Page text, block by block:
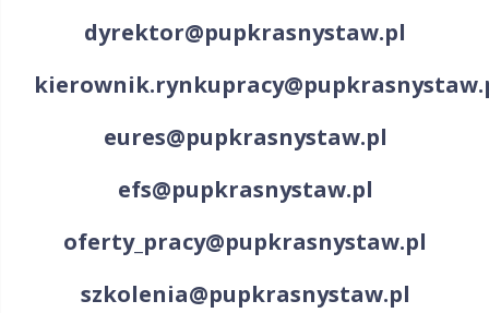
dyrektor@pupkrasnystaw.pl
eures@pupkrasnystaw.pl
efs@pupkrasnystaw.pl
oferty_pracy@pupkrasnystaw.pl
szkolenia@pupkrasnystaw.pl